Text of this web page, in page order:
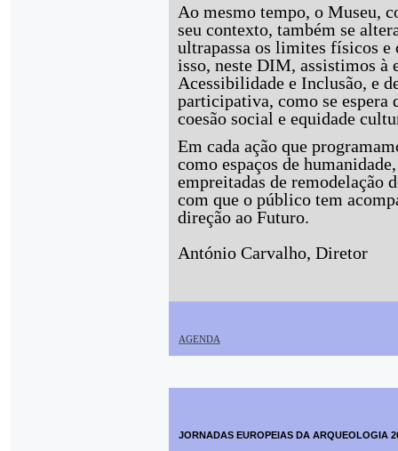
Ao mesmo tempo, o Museu,
seu contexto, também se
ultrapassa os limites físicos e
isso, neste DIM, assistimos à
Acessibilidade e Inclusão, e
participativa, como se espera
coesão social e equidade
Em cada ação que
como espaços de
empreitadas de remodelação
com que o público tem
direção ao Futuro.
António Carvalho, Diretor
AGENDA
JORNADAS EUROPEIAS DA ARQUEOLOGIA